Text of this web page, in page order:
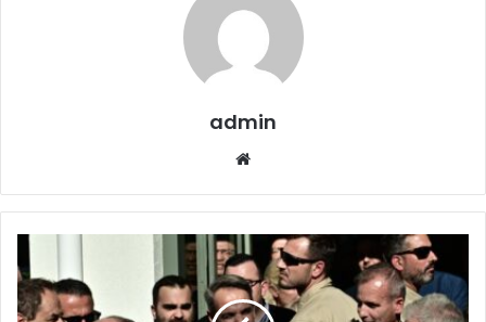
admin